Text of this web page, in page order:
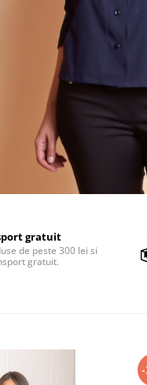
gratuit
de peste 300 lei si
gratuit.